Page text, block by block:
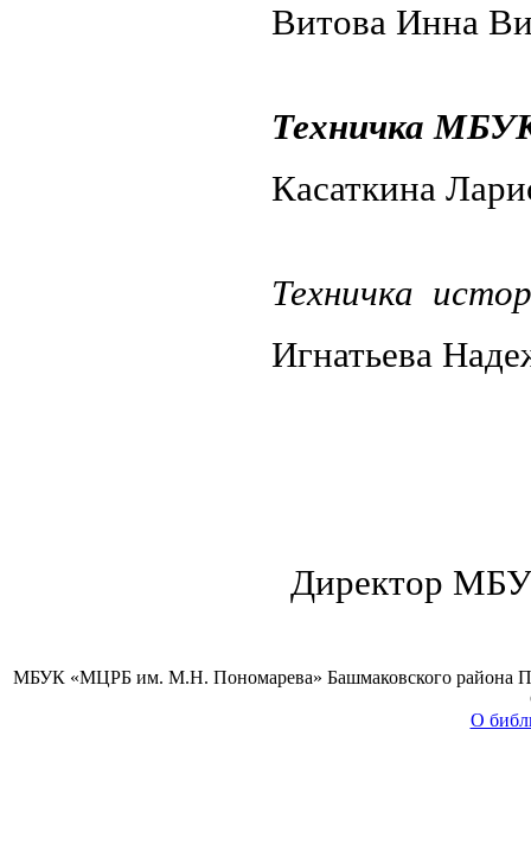
Техничка
Техничка
Директор
МБУК «МЦРБ им. М.Н. Пономарева» Башмаковского района
О